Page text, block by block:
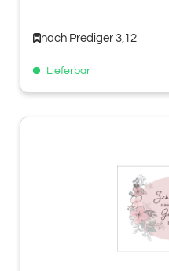
nach Prediger 3,12
Lieferbar